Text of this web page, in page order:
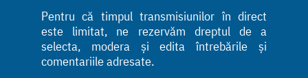
Pentru că timpul transmisiunilor în direct
este limitat, ne rezervăm dreptul de a
selecta, modera și edita întrebările și
comentariile adresate.